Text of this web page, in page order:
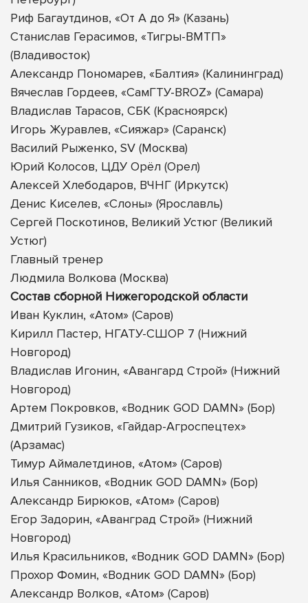
Риф Багаутдинов, «От А до Я» (Казань)
Станислав Герасимов, «Тигры-ВМТП»
(Владивосток)
Александр Пономарев, «Балтия» (Калининград)
Вячеслав Гордеев, «СамГТУ-BROZ» (Самара)
Владислав Тарасов, СБК (Красноярск)
Игорь Журавлев, «Сияжар» (Саранск)
Василий Рыженко, SV (Москва)
Юрий Колосов, ЦДУ Орёл (Орел)
Алексей Хлебодаров, ВЧНГ (Иркутск)
Денис Киселев, «Слоны» (Ярославль)
Сергей Поскотинов, Великий Устюг (Великий
Устюг)
Главный тренер
Людмила Волкова (Москва)
Состав сборной Нижегородской области
Иван Куклин, «Атом» (Саров)
Кирилл Пастер, НГАТУ-СШОР 7 (Нижний
Новгород)
Владислав Игонин, «Авангард Строй» (Нижний
Новгород)
Артем Покровков, «Водник GOD DAMN» (Бор)
Дмитрий Гузиков, «Гайдар-Агроспецтех»
(Арзамас)
Тимур Аймалетдинов, «Атом» (Саров)
Илья Санников, «Водник GOD DAMN» (Бор)
Александр Бирюков, «Атом» (Саров)
Егор Задорин, «Аванград Строй» (Нижний
Новгород)
Илья Красильников, «Водник GOD DAMN» (Бор)
Прохор Фомин, «Водник GOD DAMN» (Бор)
Александр Волков, «Атом» (Саров)